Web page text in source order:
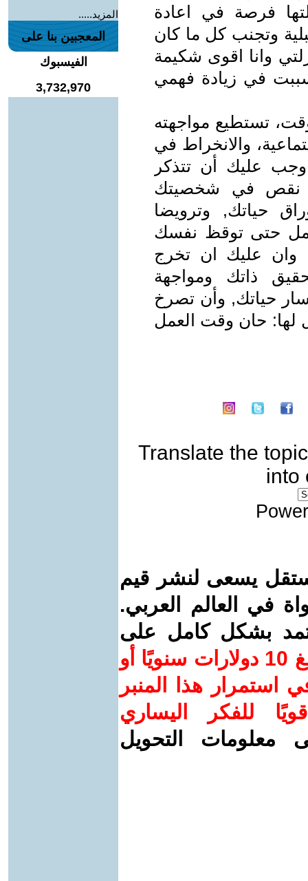
فرصة في اعادة
وتجنب كل ما كان
وانا اقوى شكيمة
في زيادة فهمي
تستطيع مواجهته
والانخراط في
وجب عليك أن تتذكر
نقص في شخصيتك
حياتك, وترويضا
حتى توقظ نفسك
وان عليك ان تخرج
ذاتك ومواجهة
حياتك, وأن تصرخ
حان وقت العمل
Translate the topic
into
يسعى لنشر قيم
في العالم العربي.
بشكل كامل على
ساهم/ي معنا! بدعمكم بمبلغ 10 دولارات سنويًا أو
استمرار هذا المنبر
للفكر اليساري
معلومات التحويل
المزيد.....
المعجبين بنا على
الفيسبوك
3,732,970